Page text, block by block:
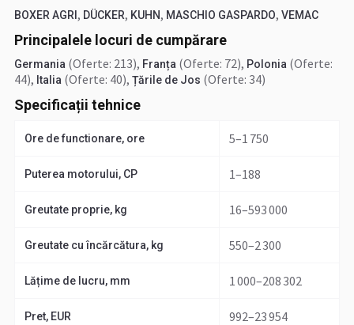
BOXER AGRI , DÜCKER, KUHN, MASCHIO GASPARDO, VEMAC
Principalele locuri de cumpărare
Germania (Oferte: 213), Franța (Oferte: 72), Polonia (Oferte:
44), Italia (Oferte: 40), Țările de Jos (Oferte: 34)
Specificații tehnice
Ore de functionare, ore 5–1 750
Puterea motorului, CP 1–188
Greutate proprie, kg 16–593 000
Greutate cu încărcătura, kg 550–2 300
Lățime de lucru, mm 1 000–208 302
Pret, EUR 992–23 954